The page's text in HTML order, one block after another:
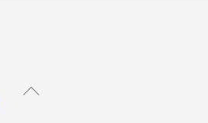
Back